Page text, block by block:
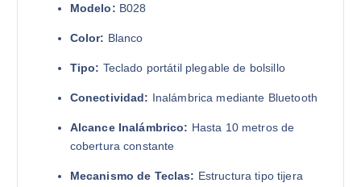
Modelo: B028
Color: Blanco
Tipo: Teclado portátil plegable de bolsillo
Conectividad: Inalámbrica mediante Bluetooth
Alcance Inalámbrico: Hasta 10 metros de
cobertura constante
Mecanismo de Teclas: Estructura tipo tijera